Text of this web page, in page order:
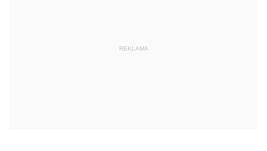
REKLAMA